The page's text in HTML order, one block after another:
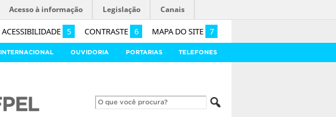
ACESSIBILIDADE 5 CONTRASTE 6 MAPA DO SITE 7
Acesso à informação Legislação Canais
INTERNACIONAL OUVIDORIA PORTARIAS TELEFONES